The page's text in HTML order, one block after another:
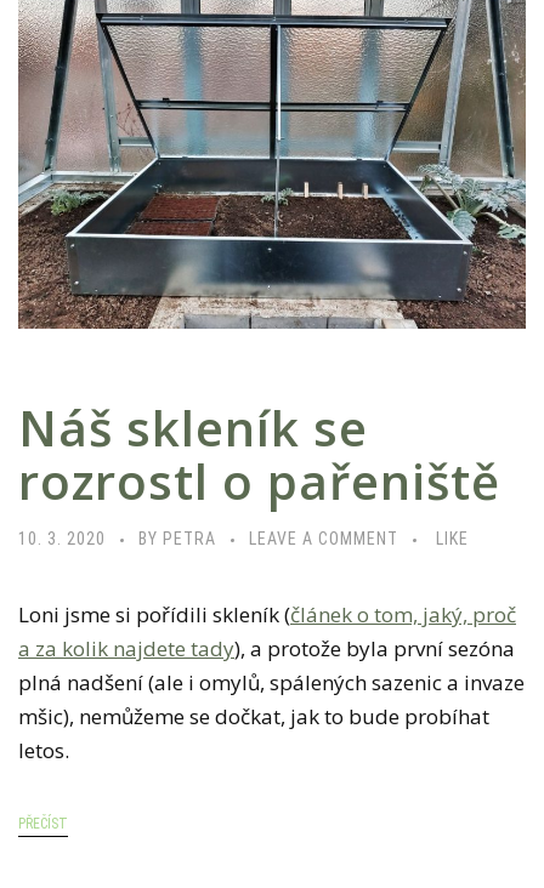
E
M
J
A
K
P
Ř
I
P
R
T
S
L
N
Í
K
N
Náš skleník se
rozrostl o pařeniště
10. 3. 2020 BY PETRA LEAVE A COMMENT LIKE
Loni jsme si pořídili skleník (článek o tom, jaký, proč
a za kolik najdete tady), a protože byla první sezóna
plná nadšení (ale i omylů, spálených sazenic a invaze
mšic), nemůžeme se dočkat, jak to bude probíhat
letos.
PŘEČÍST